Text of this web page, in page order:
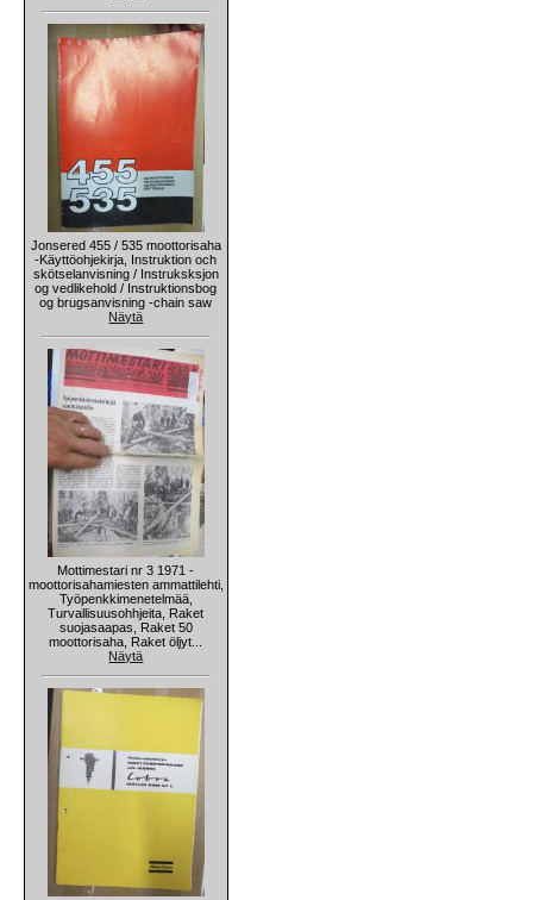
Jonsered 455 / 535 moottorisaha
-Käyttöohjekirja, Instruktion och
skötselanvisning / Instruksksjon
og vedlikehold / Instruktionsbog
og brugsanvisning -chain saw
Näytä
Mottimestari nr 3 1971 -
moottorisahamiesten ammattilehti,
Työpenkkimenetelmää,
Turvallisuusohhjeita, Raket
suojasaapas, Raket 50
moottorisaha, Raket öljyt...
Näytä